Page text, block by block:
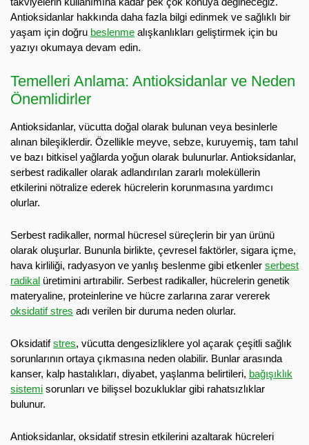
Antioksidanlar hakkında daha fazla bilgi edinmek ve sağlıklı bir
yaşam için doğru beslenme alışkanlıkları geliştirmek için bu
yazıyı okumaya devam edin.
Temelleri Anlama: Antioksidanlar ve Neden
Önemlidirler
Antioksidanlar, vücutta doğal olarak bulunan veya besinlerle
alınan bileşiklerdir. Özellikle meyve, sebze, kuruyemiş, tam tahıl
ve bazı bitkisel yağlarda yoğun olarak bulunurlar. Antioksidanlar,
serbest radikaller olarak adlandırılan zararlı moleküllerin
etkilerini nötralize ederek hücrelerin korunmasına yardımcı
olurlar.
Serbest radikaller, normal hücresel süreçlerin bir yan ürünü
olarak oluşurlar. Bununla birlikte, çevresel faktörler, sigara içme,
hava kirliliği, radyasyon ve yanlış beslenme gibi etkenler serbest
radikal üretimini artırabilir. Serbest radikaller, hücrelerin genetik
materyaline, proteinlerine ve hücre zarlarına zarar vererek
oksidatif stres adı verilen bir duruma neden olurlar.
Oksidatifstres, vücutta dengesizliklere yol açarak çeşitli sağlık
sorunlarının ortaya çıkmasına neden olabilir. Bunlar arasında
kanser, kalp hastalıkları, diyabet, yaşlanma belirtileri, bağışıklık
sistemi sorunları ve bilişsel bozukluklar gibi rahatsızlıklar
bulunur.
Antioksidanlar, oksidatif stresin etkilerini azaltarak hücreleri